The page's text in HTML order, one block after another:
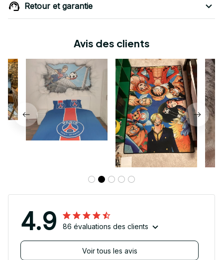
Retour et garantie
Avis des clients
4.9 86 évaluations des clients
Voir tous les avis